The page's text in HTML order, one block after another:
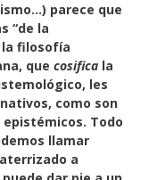
parece que
“de la
la filosofía
que cosifica la
les
como son
Todo
llamar
a